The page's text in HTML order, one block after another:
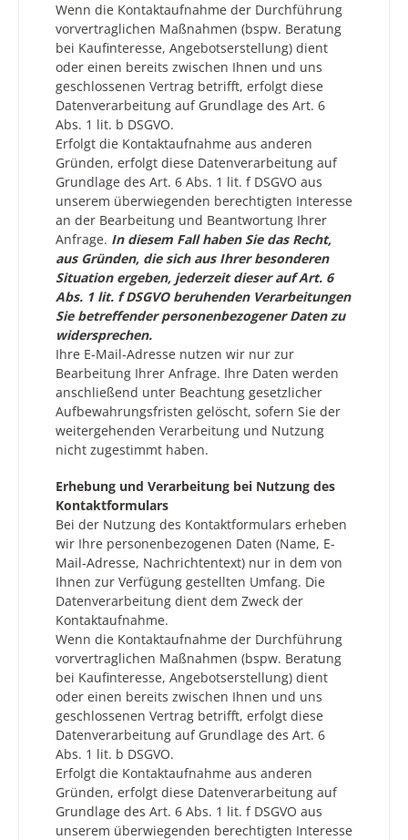
Wenn die Kontaktaufnahme der Durchführung
vorvertraglichen Maßnahmen (bspw. Beratung
bei Kaufinteresse, Angebotserstellung) dient
oder einen bereits zwischen Ihnen und uns
geschlossenen Vertrag betrifft, erfolgt diese
Datenverarbeitung auf Grundlage des Art. 6
Abs. 1 lit. b DSGVO.
Erfolgt die Kontaktaufnahme aus anderen
Gründen, erfolgt diese Datenverarbeitung auf
Grundlage des Art. 6 Abs. 1 lit. f DSGVO aus
unserem überwiegenden berechtigten Interesse
an der Bearbeitung und Beantwortung Ihrer
Anfrage. In diesem Fall haben Sie das Recht,
aus Gründen, die sich aus Ihrer besonderen
Situation ergeben, jederzeit dieser auf Art. 6
Abs. 1 lit. f DSGVO beruhenden Verarbeitungen
Sie betreffender personenbezogener Daten zu
widersprechen.
Ihre E-Mail-Adresse nutzen wir nur zur
Bearbeitung Ihrer Anfrage. Ihre Daten werden
anschließend unter Beachtung gesetzlicher
Aufbewahrungsfristen gelöscht, sofern Sie der
weitergehenden Verarbeitung und Nutzung
nicht zugestimmt haben.
Erhebung und Verarbeitung bei Nutzung des
Kontaktformulars
Bei der Nutzung des Kontaktformulars erheben
wir Ihre personenbezogenen Daten (Name, E-
Mail-Adresse, Nachrichtentext) nur in dem von
Ihnen zur Verfügung gestellten Umfang. Die
Datenverarbeitung dient dem Zweck der
Kontaktaufnahme.
Wenn die Kontaktaufnahme der Durchführung
vorvertraglichen Maßnahmen (bspw. Beratung
bei Kaufinteresse, Angebotserstellung) dient
oder einen bereits zwischen Ihnen und uns
geschlossenen Vertrag betrifft, erfolgt diese
Datenverarbeitung auf Grundlage des Art. 6
Abs. 1 lit. b DSGVO.
Erfolgt die Kontaktaufnahme aus anderen
Gründen, erfolgt diese Datenverarbeitung auf
Grundlage des Art. 6 Abs. 1 lit. f DSGVO aus
unserem überwiegenden berechtigten Interesse